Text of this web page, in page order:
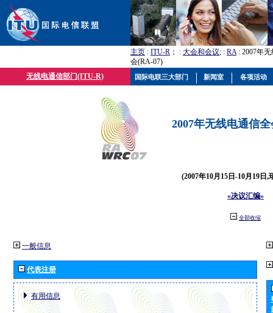
主页 : ITU-R ； : 大会和会议; : RA: 2007年
会(RA-07)
无线电通信部门(ITU-R)
2007年无线电通信
(2007年10月15日-10月19日,
«决议汇编»
全部收缩
一般信息
代表注册
有用信息
国际电联三大部门 新闻室 各项活动